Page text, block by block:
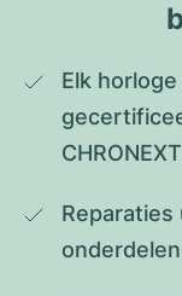
Elk
CHRONEXT